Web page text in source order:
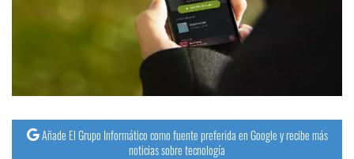
Trucos
y
Tutoriales
Añade El Grupo Informático como fuente preferida en Google y recibe más
noticias sobre tecnología